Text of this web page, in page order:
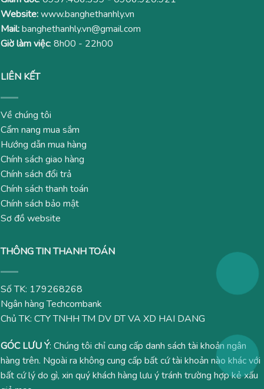
Website:www.banghethanhly.vn
Mail:banghethanhly.vn@gmail.com
Giờ làm việc: 8h00 - 22h00
LIÊN KẾT
Về chúng tôi
Cẩm nang mua sắm
Hướng dẫn mua hàng
Chính sách giao hàng
Chính sách đổi trả
Chính sách thanh toán
Chính sách bảo mật
Sơ đồ website
THÔNG TIN THANH TOÁN
Số TK: 179268268
Ngân hàng Techcombank
Chủ TK: CTY TNHH TM DV DT VA XD HAI DANG
GÓC LƯU Ý: Chúng tôi chỉ cung cấp danh sách tài khoản ngân
hàng trên. Ngoài ra không cung cấp bất cứ tài khoản nào khác với
bất cứ lý do gì, xin quý khách hàng lưu ý tránh trường hợp kẻ xấu